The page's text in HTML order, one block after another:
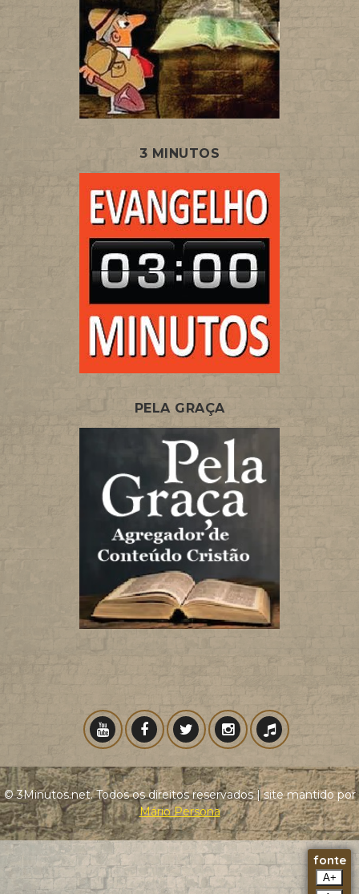
fonte
A+
3 MINUTOS
PELA GRAÇA
© 3Minutos.net. Todos os direitos reservados | site mantido por
Mário Persona